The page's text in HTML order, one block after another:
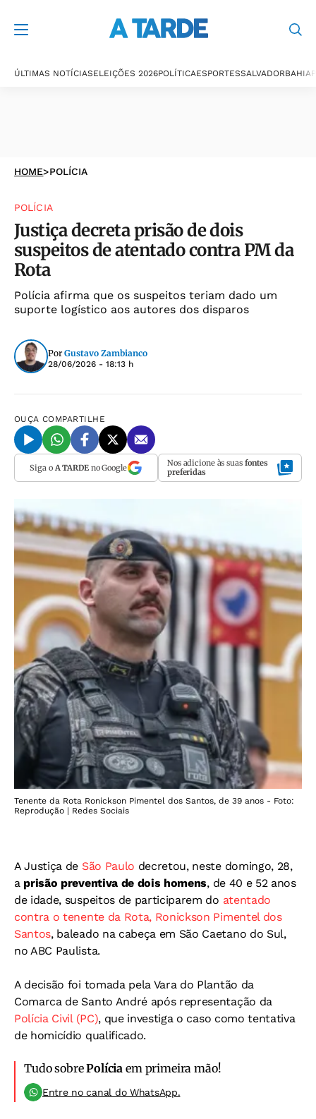
ÚLTIMAS NOTÍCIASELEIÇÕES 2026POLÍTICAESPORTESSALVADORBAHIA
HOME>POLÍCIA
POLÍCIA
Justiça decreta prisão de dois
suspeitos de atentado contra PM da
Rota
Polícia afirma que os suspeitos teriam dado um
suporte logístico aos autores dos disparos
Por Gustavo Zambianco
28/06/2026 - 18:13 h
OUÇA COMPARTILHE
Siga o A TARDEno Google Nos adicione às suas fontes
preferidas
Tenente da Rota Ronickson Pimentel dos Santos, de 39 anos - Foto:
Reprodução | Redes Sociais
A Justiça de São Paulo decretou, neste domingo, 28,
a prisão preventiva de dois homens, de 40 e 52 anos
de idade, suspeitos de participarem do atentado
contra o tenente da Rota, Ronickson Pimentel dos
Santos, baleado na cabeça em São Caetano do Sul,
no ABC Paulista.
A decisão foi tomada pela Vara do Plantão da
Comarca de Santo André após representação da
Polícia Civil (PC), que investiga o caso como tentativa
de homicídio qualificado.
Tudo sobrePolícia em primeira mão!
Entre no canal do WhatsApp.